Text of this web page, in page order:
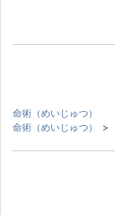
命術（めいじゅつ）
命術（めいじゅつ）
>